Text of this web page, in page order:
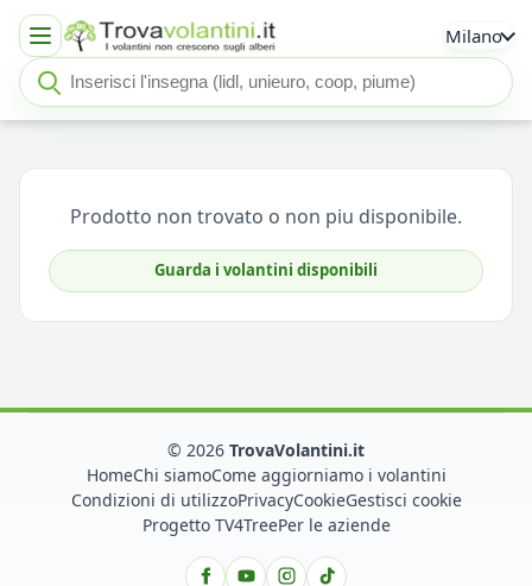
Milano
Cerca insegna o negozio
Seleziona un'insegna
Prodotto non trovato o non piu disponibile.
Guarda i volantini disponibili
© 2026 TrovaVolantini.it
HomeChi siamoCome aggiorniamo i volantini
Condizioni di utilizzoPrivacyCookieGestisci cookie
Progetto TV4TreePer le aziende